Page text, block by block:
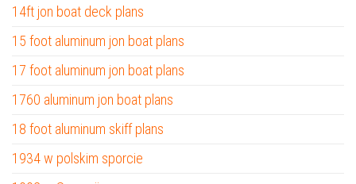
14ft jon boat deck plans
15 foot aluminum jon boat plans
17 foot aluminum jon boat plans
1760 aluminum jon boat plans
18 foot aluminum skiff plans
1934 w polskim sporcie